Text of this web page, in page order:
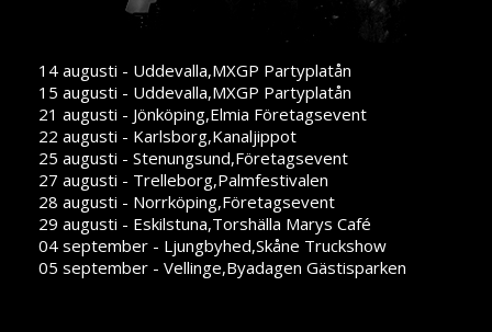
14 augusti - Uddevalla,MXGP Partyplatån
15 augusti - Uddevalla,MXGP Partyplatån
21 augusti - Jönköping,Elmia Företagsevent
22 augusti - Karlsborg,Kanaljippot
25 augusti - Stenungsund,Företagsevent
27 augusti - Trelleborg,Palmfestivalen
28 augusti - Norrköping,Företagsevent
29 augusti - Eskilstuna,Torshälla Marys Café
04 september - Ljungbyhed,Skåne Truckshow
05 september - Vellinge,Byadagen Gästisparken